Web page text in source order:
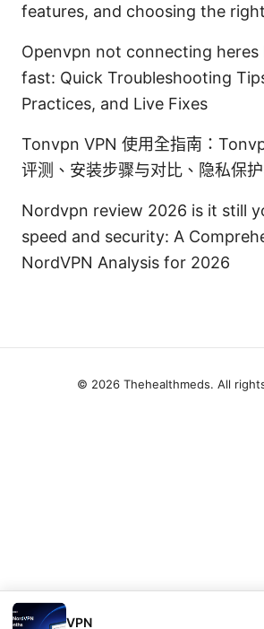
features, and choosing the
Openvpn not connecting
fast: Quick Troubleshooting
Practices, and Live Fixes
Tonvpn VPN 使用全指南：
评测、安装步骤与对比、隐私保
Nordvpn review 2026 is it still
speed and security: A
NordVPN Analysis for 2026
VPN
© 2026 Thehealthmeds. All